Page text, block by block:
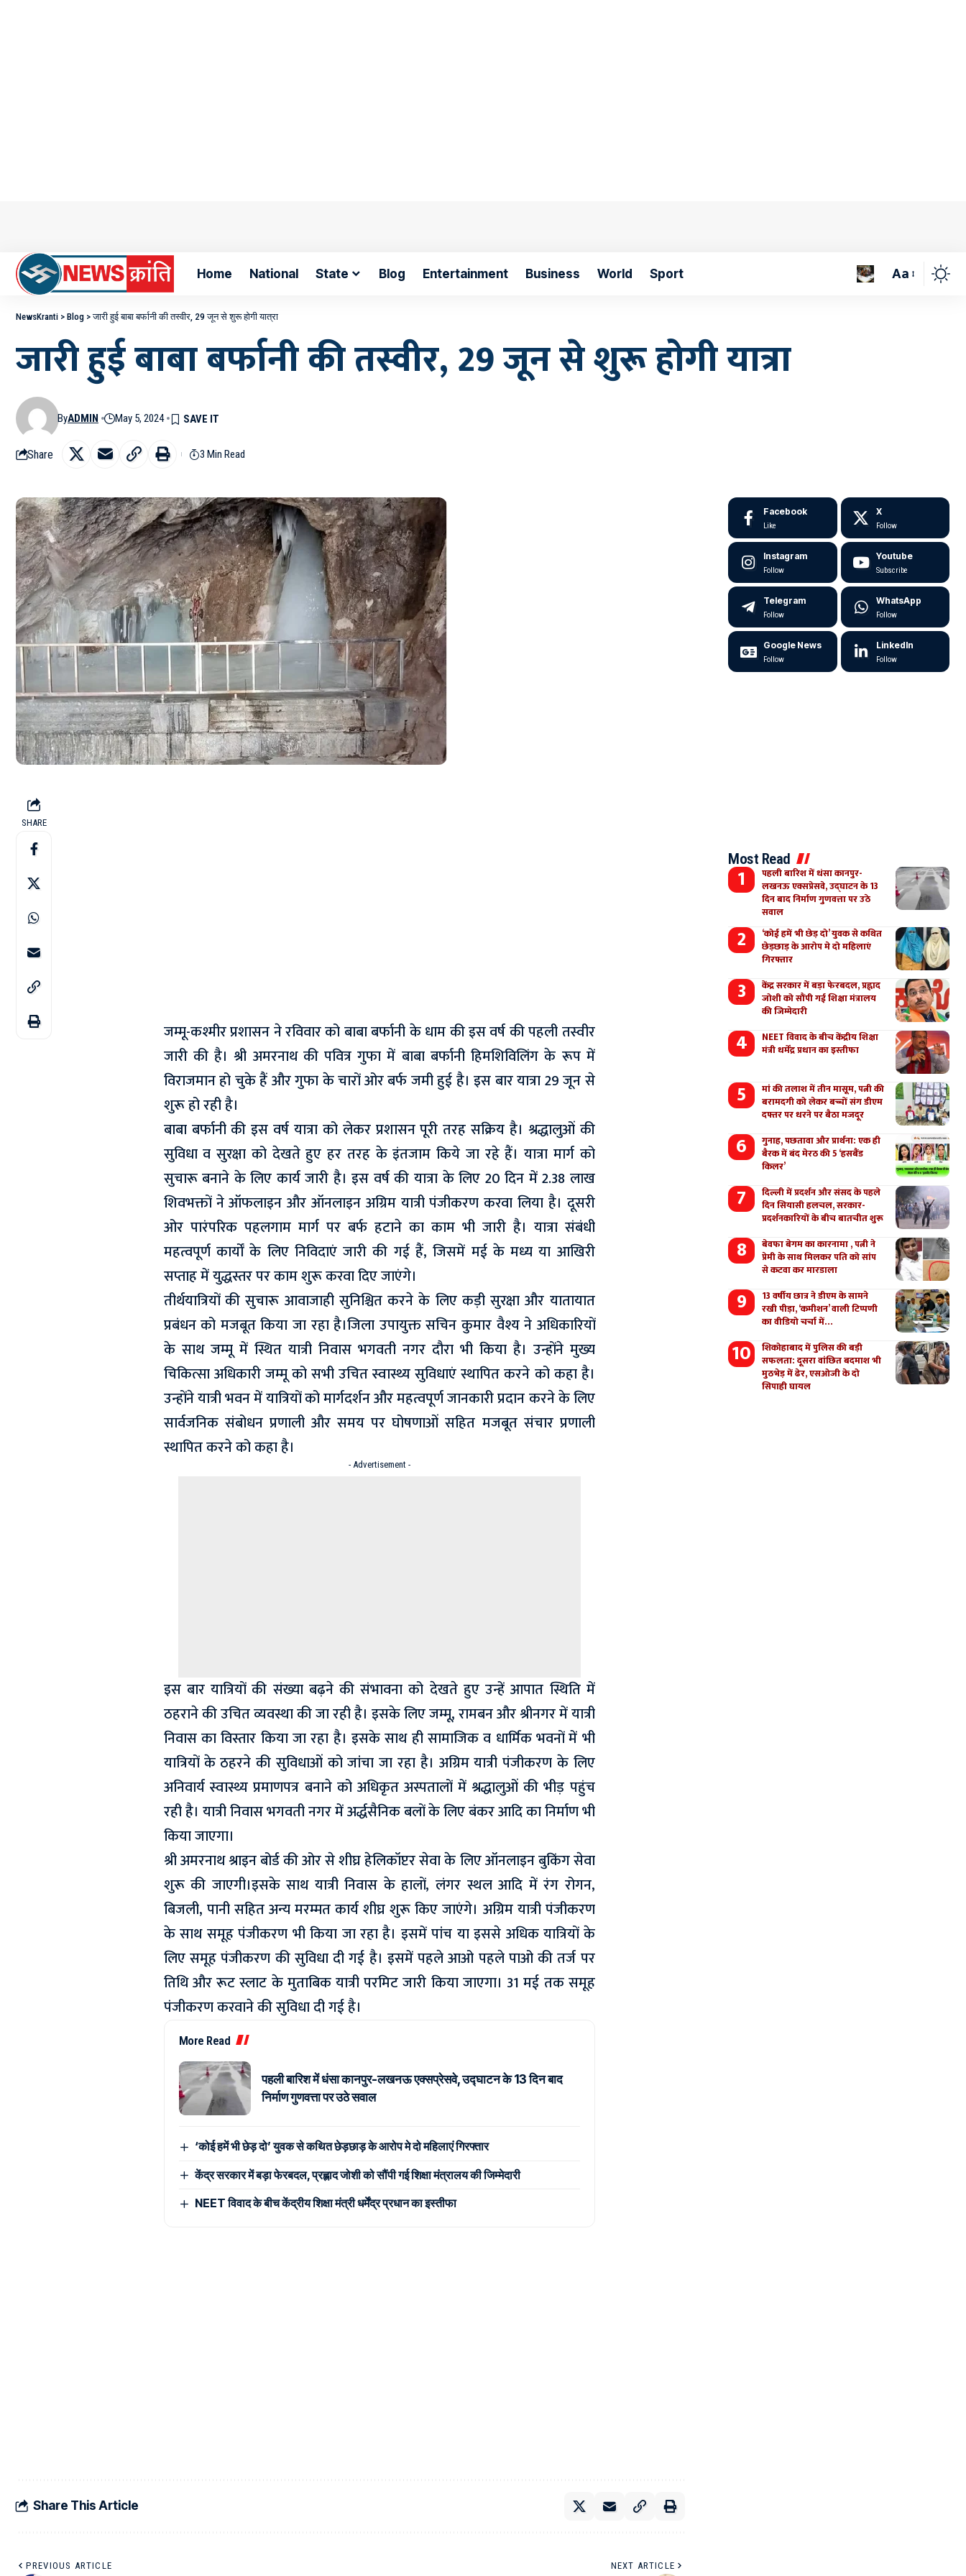
Home National State Blog Entertainment Business World Sport Aa
NewsKranti > Blog >जारी हुई बाबा बर्फानी की तस्वीर, 29 जून से शुरू होगी यात्रा
जारी हुई बाबा बर्फानी की तस्वीर, 29 जून से शुरू होगी यात्रा
ByADMIN May 5, 2024
Share 3 Min Read
SHARE
जम्मू-कश्मीर प्रशासन ने रविवार को बाबा बर्फानी के धाम की इस वर्ष की पहली तस्वीर
जारी की है। श्री अमरनाथ की पवित्र गुफा में बाबा बर्फानी हिमशिविलिंग के रूप में
विराजमान हो चुके हैं और गुफा के चारों ओर बर्फ जमी हुई है। इस बार यात्रा 29 जून से
शुरू हो रही है।
बाबा बर्फानी की इस वर्ष यात्रा को लेकर प्रशासन पूरी तरह सक्रिय है। श्रद्धालुओं की
सुविधा व सुरक्षा को देखते हुए हर तरह के इंतजाम किये जा रहे हैं। यात्रा मार्ग को
सुचारू बनाने के लिए कार्य जारी है। इस वर्ष की यात्रा के लिए 20 दिन में 2.38 लाख
शिवभक्तों ने ऑफलाइन और ऑनलाइन अग्रिम यात्री पंजीकरण करवा लिया है। दूसरी
ओर पारंपरिक पहलगाम मार्ग पर बर्फ हटाने का काम भी जारी है। यात्रा संबंधी
महत्वपूर्ण कार्यों के लिए निविदाएं जारी की गई हैं, जिसमें मई के मध्य या आखिरी
सप्ताह में युद्धस्तर पर काम शुरू करवा दिए जाएंगे।
तीर्थयात्रियों की सुचारू आवाजाही सुनिश्चित करने के लिए कड़ी सुरक्षा और यातायात
प्रबंधन को मजबूत किया जा रहा है।जिला उपायुक्त सचिन कुमार वैश्य ने अधिकारियों
के साथ जम्मू में स्थित यात्री निवास भगवती नगर दौरा भी किया है। उन्होंने मुख्य
चिकित्सा अधिकारी जम्मू को सभी उचित स्वास्थ्य सुविधाएं स्थापित करने को कहा है।
उन्होंने यात्री भवन में यात्रियों को मार्गदर्शन और महत्वपूर्ण जानकारी प्रदान करने के लिए
सार्वजनिक संबोधन प्रणाली और समय पर घोषणाओं सहित मजबूत संचार प्रणाली
स्थापित करने को कहा है।
- Advertisement -
इस बार यात्रियों की संख्या बढ़ने की संभावना को देखते हुए उन्हें आपात स्थिति में
ठहराने की उचित व्यवस्था की जा रही है। इसके लिए जम्मू, रामबन और श्रीनगर में यात्री
निवास का विस्तार किया जा रहा है। इसके साथ ही सामाजिक व धार्मिक भवनों में भी
यात्रियों के ठहरने की सुविधाओं को जांचा जा रहा है। अग्रिम यात्री पंजीकरण के लिए
अनिवार्य स्वास्थ्य प्रमाणपत्र बनाने को अधिकृत अस्पतालों में श्रद्धालुओं की भीड़ पहुंच
रही है। यात्री निवास भगवती नगर में अर्द्धसैनिक बलों के लिए बंकर आदि का निर्माण भी
किया जाएगा।
श्री अमरनाथ श्राइन बोर्ड की ओर से शीघ्र हेलिकॉप्टर सेवा के लिए ऑनलाइन बुकिंग सेवा
शुरू की जाएगी।इसके साथ यात्री निवास के हालों, लंगर स्थल आदि में रंग रोगन,
बिजली, पानी सहित अन्य मरम्मत कार्य शीघ्र शुरू किए जाएंगे। अग्रिम यात्री पंजीकरण
के साथ समूह पंजीकरण भी किया जा रहा है। इसमें पांच या इससे अधिक यात्रियों के
लिए समूह पंजीकरण की सुविधा दी गई है। इसमें पहले आओ पहले पाओ की तर्ज पर
तिथि और रूट स्लाट के मुताबिक यात्री परमिट जारी किया जाएगा। 31 मई तक समूह
पंजीकरण करवाने की सुविधा दी गई है।
More Read
पहली बारिश में धंसा कानपुर-लखनऊ एक्सप्रेसवे, उद्घाटन के 13 दिन बाद
निर्माण गुणवत्ता पर उठे सवाल
‘कोई हमें भी छेड़ दो’ युवक से कथित छेड़छाड़ के आरोप मे दो महिलाएं गिरफ्तार
केंद्र सरकार में बड़ा फेरबदल, प्रह्लाद जोशी को सौंपी गई शिक्षा मंत्रालय की जिम्मेदारी
NEET विवाद के बीच केंद्रीय शिक्षा मंत्री धर्मेंद्र प्रधान का इस्तीफा
Share This Article
PREVIOUS ARTICLE NEXT ARTICLE
Facebook
Like
X
Follow
Instagram
Follow
Youtube
Subscribe
Telegram
Follow
WhatsApp
Follow
Google News
Follow
LinkedIn
Follow
Most Read
पहली बारिश में धंसा कानपुर-
लखनऊ एक्सप्रेसवे, उद्घाटन के 13
दिन बाद निर्माण गुणवत्ता पर उठे
सवाल
‘कोई हमें भी छेड़ दो’ युवक से कथित
छेड़छाड़ के आरोप मे दो महिलाएं
गिरफ्तार
केंद्र सरकार में बड़ा फेरबदल, प्रह्लाद
जोशी को सौंपी गई शिक्षा मंत्रालय
की जिम्मेदारी
NEET विवाद के बीच केंद्रीय शिक्षा
मंत्री धर्मेंद्र प्रधान का इस्तीफा
मां की तलाश में तीन मासूम, पत्नी की
बरामदगी को लेकर बच्चों संग डीएम
दफ्तर पर धरने पर बैठा मजदूर
गुनाह, पछतावा और प्रार्थना: एक ही
बैरक में बंद मेरठ की 5 ‘हसबैंड
किलर’
दिल्ली में प्रदर्शन और संसद के पहले
दिन सियासी हलचल, सरकार-
प्रदर्शनकारियों के बीच बातचीत शुरू
बेवफा बेगम का कारनामा , पत्नी ने
प्रेमी के साथ मिलकर पति को सांप
से कटवा कर मारडाला
13 वर्षीय छात्र ने डीएम के सामने
रखी पीड़ा, ‘कमीशन’ वाली टिप्पणी
का वीडियो चर्चा में…
शिकोहाबाद में पुलिस की बड़ी
सफलता: दूसरा वांछित बदमाश भी
मुठभेड़ में ढेर, एसओजी के दो
सिपाही घायल